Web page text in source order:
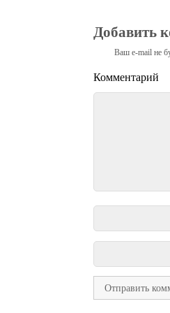
Добавить
Ваш e-mail не
Комментарий